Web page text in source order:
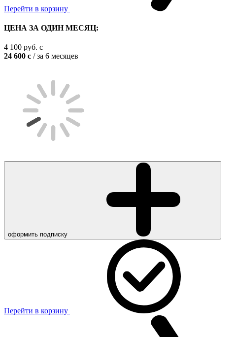
Перейти в корзину
ЦЕНА ЗА ОДИН МЕСЯЦ:
4 100 руб. c
24 600 c / за 6 месяцев
оформить подписку
Перейти в корзину